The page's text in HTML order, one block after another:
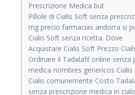
Prescrizione Medica but
Pillole di Cialis Soft senza
mg precio farmacias andorra si
Cialis Soft senza ricetta. Dove
Acquistare Cialis Soft Prezzo
Ordinare il Tadalafil online senza
medica nombres genericos Cialis
Cialis comunemente Costo
senza prescrizione medica in